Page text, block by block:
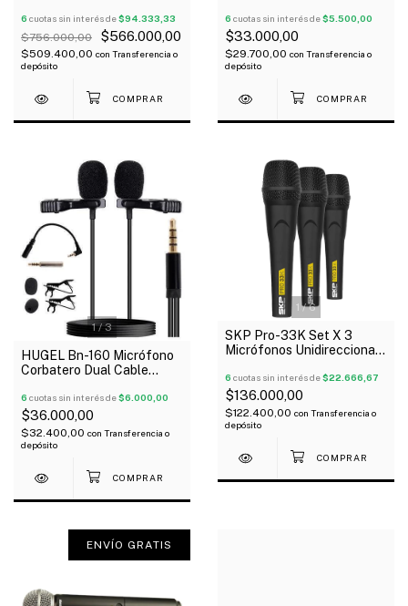
6 cuotas sin interés de$94.333,33
$756.000,00 $566.000,00
$509.400,00 con Transferencia o
depósito
6 cuotas sin interés de$5.500,00
$33.000,00
$29.700,00 con Transferencia o
depósito
1/3
HUGEL Bn-160 Micrófono
Corbatero Dual Cable
6 cuotas sin interés de$6.000,00
$36.000,00
$32.400,00 con Transferencia o
depósito
1 /6
SKP Pro-33K Set X 3
Micrófonos Unidireccional
6 cuotas sin interés de$22.666,67
$136.000,00
$122.400,00 con Transferencia o
depósito
ENVÍO GRATIS